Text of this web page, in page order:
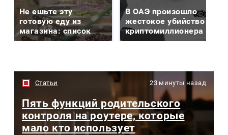
Не ешьте эту
готовую еду из
магазина: список
В ОАЭ произошло
жестокое убийство
криптомиллионера
Статьи 23 минуты назад
Пять функций родительского
контроля на роутере, которые
мало кто использует